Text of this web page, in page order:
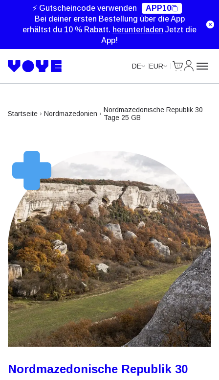
⚡ Gutscheincode verwenden
APP10
Bei deiner ersten Bestellung über die App
erhältst du 10 % Rabatt. herunterladen Jetzt die
App!
DE EUR
Startseite Nordmazedonien
Nordmazedonische Republik 30
Tage 25 GB
Nordmazedonische Republik 30